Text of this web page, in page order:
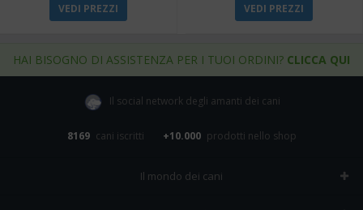
VEDI PREZZI VEDI PREZZI
HAI BISOGNO DI ASSISTENZA PER I TUOI ORDINI? CLICCA QUI
Il social network degli amanti dei cani
8169 cani iscritti +10.000 prodotti nello shop
Il mondo dei cani